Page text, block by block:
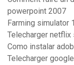
powerpoint 2007
Farming simulator
Telecharger netflix
Como instalar
Telecharger